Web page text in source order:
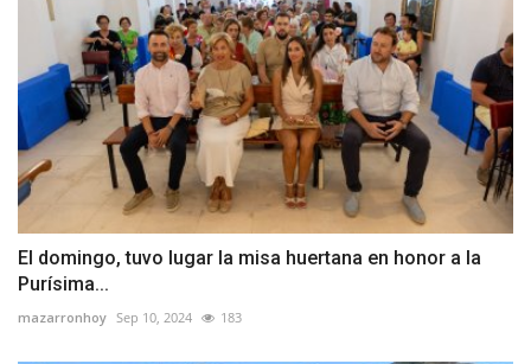
El domingo, tuvo lugar la misa huertana en honor a la
Purísima...
mazarronhoy Sep 10, 2024 183